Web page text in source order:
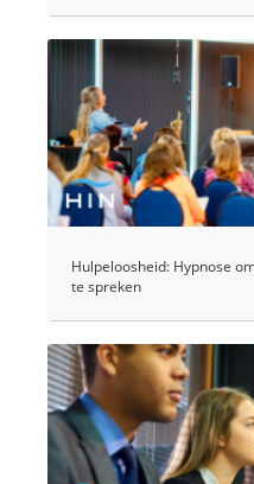
Hulpeloosheid: Hypnose
te spreken